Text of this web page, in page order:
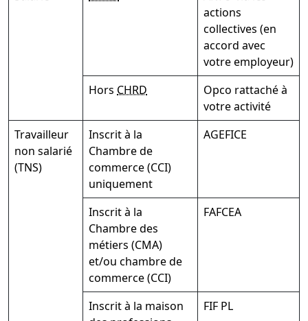
actions
collectives (en
accord avec
votre employeur)
Hors CHRD
Opco rattaché à
votre activité
Travailleur
non salarié
(TNS)
Inscrit à la
Chambre de
commerce (CCI)
uniquement
AGEFICE
Inscrit à la
Chambre des
métiers (CMA)
et/ou chambre de
commerce (CCI)
FAFCEA
Inscrit à la maison
FIF PL